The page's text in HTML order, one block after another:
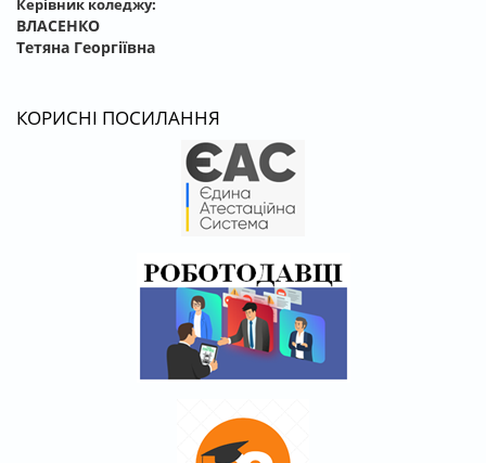
Керівник коледжу:
ВЛАСЕНКО
Тетяна Георгіївна
КОРИСНІ ПОСИЛАННЯ